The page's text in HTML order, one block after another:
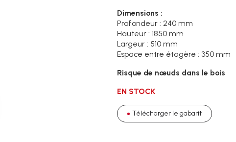
Dimensions :
Profondeur : 240 mm
Hauteur : 1850 mm
Largeur : 510 mm
Espace entre étagère : 350 mm
Risque de nœuds dans le bois
EN STOCK
Télécharger le gabarit